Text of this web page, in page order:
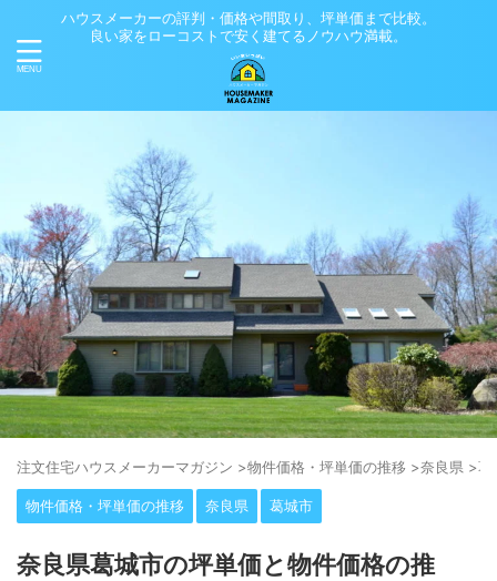
ハウスメーカーの評判・価格や間取り、坪単価まで比較。
良い家をローコストで安く建てるノウハウ満載。
注⽂住宅ハウスメーカーマガジン >物件価格・坪単価の推移 >奈良県 >葛
物件価格・坪単価の推移 奈良県 葛城市
奈良県葛城市の坪単価と物件価格の推